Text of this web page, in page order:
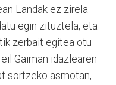
Landak ez zirela
egin zituztela, eta
zerbait egitea otu
Gaiman idazlearen
sortzeko asmotan,